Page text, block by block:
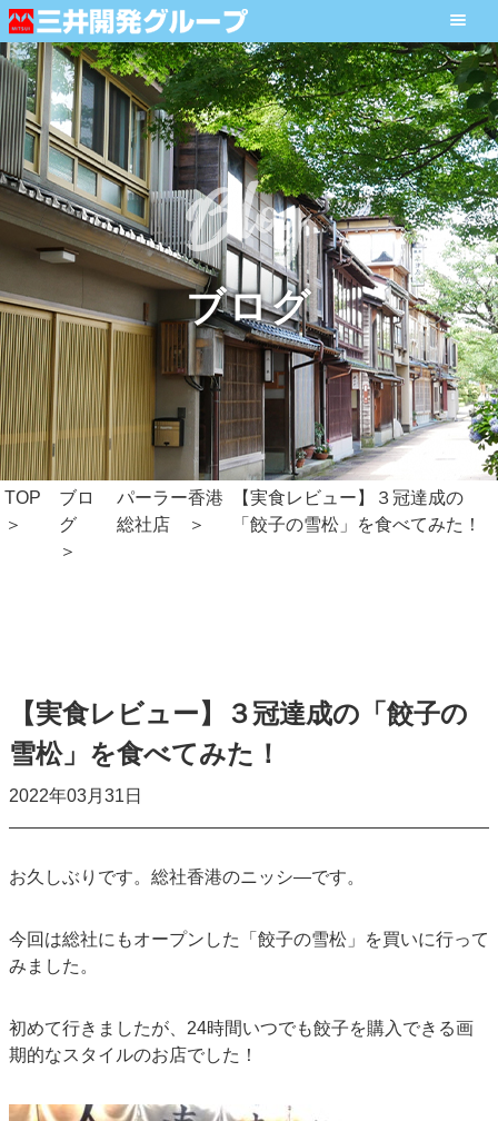
ブログ
TOP
ブロ
グ
パーラー香港
総社店
【実食レビュー】３冠達成の
「餃子の雪松」を食べてみた！
【実食レビュー】３冠達成の「餃子の
雪松」を食べてみた！
2022年03月31日
お久しぶりです。総社香港のニッシ―です。
今回は総社にもオープンした「餃子の雪松」を買いに行って
みました。
初めて行きましたが、24時間いつでも餃子を購入できる画
期的なスタイルのお店でした！